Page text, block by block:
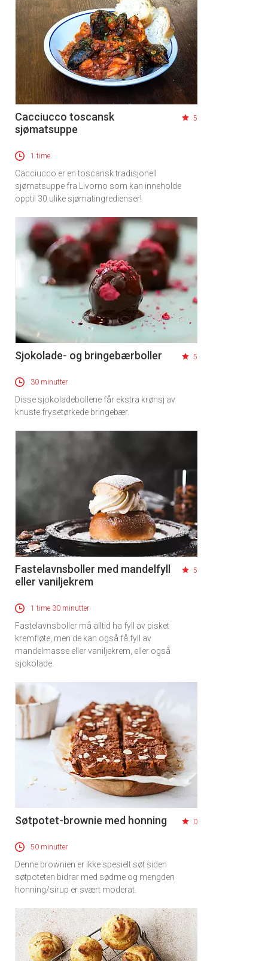
Cacciucco toscansk
sjømatsuppe
5
1 time
Cacciucco er en toscansk tradisjonell
sjømatsuppe fra Livorno som kan inneholde
opptil 30 ulike sjømatingredienser!
Sjokolade- og bringebærboller 5
30 minutter
Disse sjokoladebollene får ekstra krønsj av
knuste frysetørkede bringebær.
Fastelavnsboller med mandelfyll
eller vaniljekrem
5
1 time 30 minutter
Fastelavnsboller må alltid ha fyll av pisket
kremfløte, men de kan også få fyll av
mandelmasse eller vaniljekrem, eller også
sjokolade.
Søtpotet-brownie med honning 0
50 minutter
Denne brownien er ikke spesielt søt siden
søtpoteten bidrar med sødme og mengden
honning/sirup er svært moderat.